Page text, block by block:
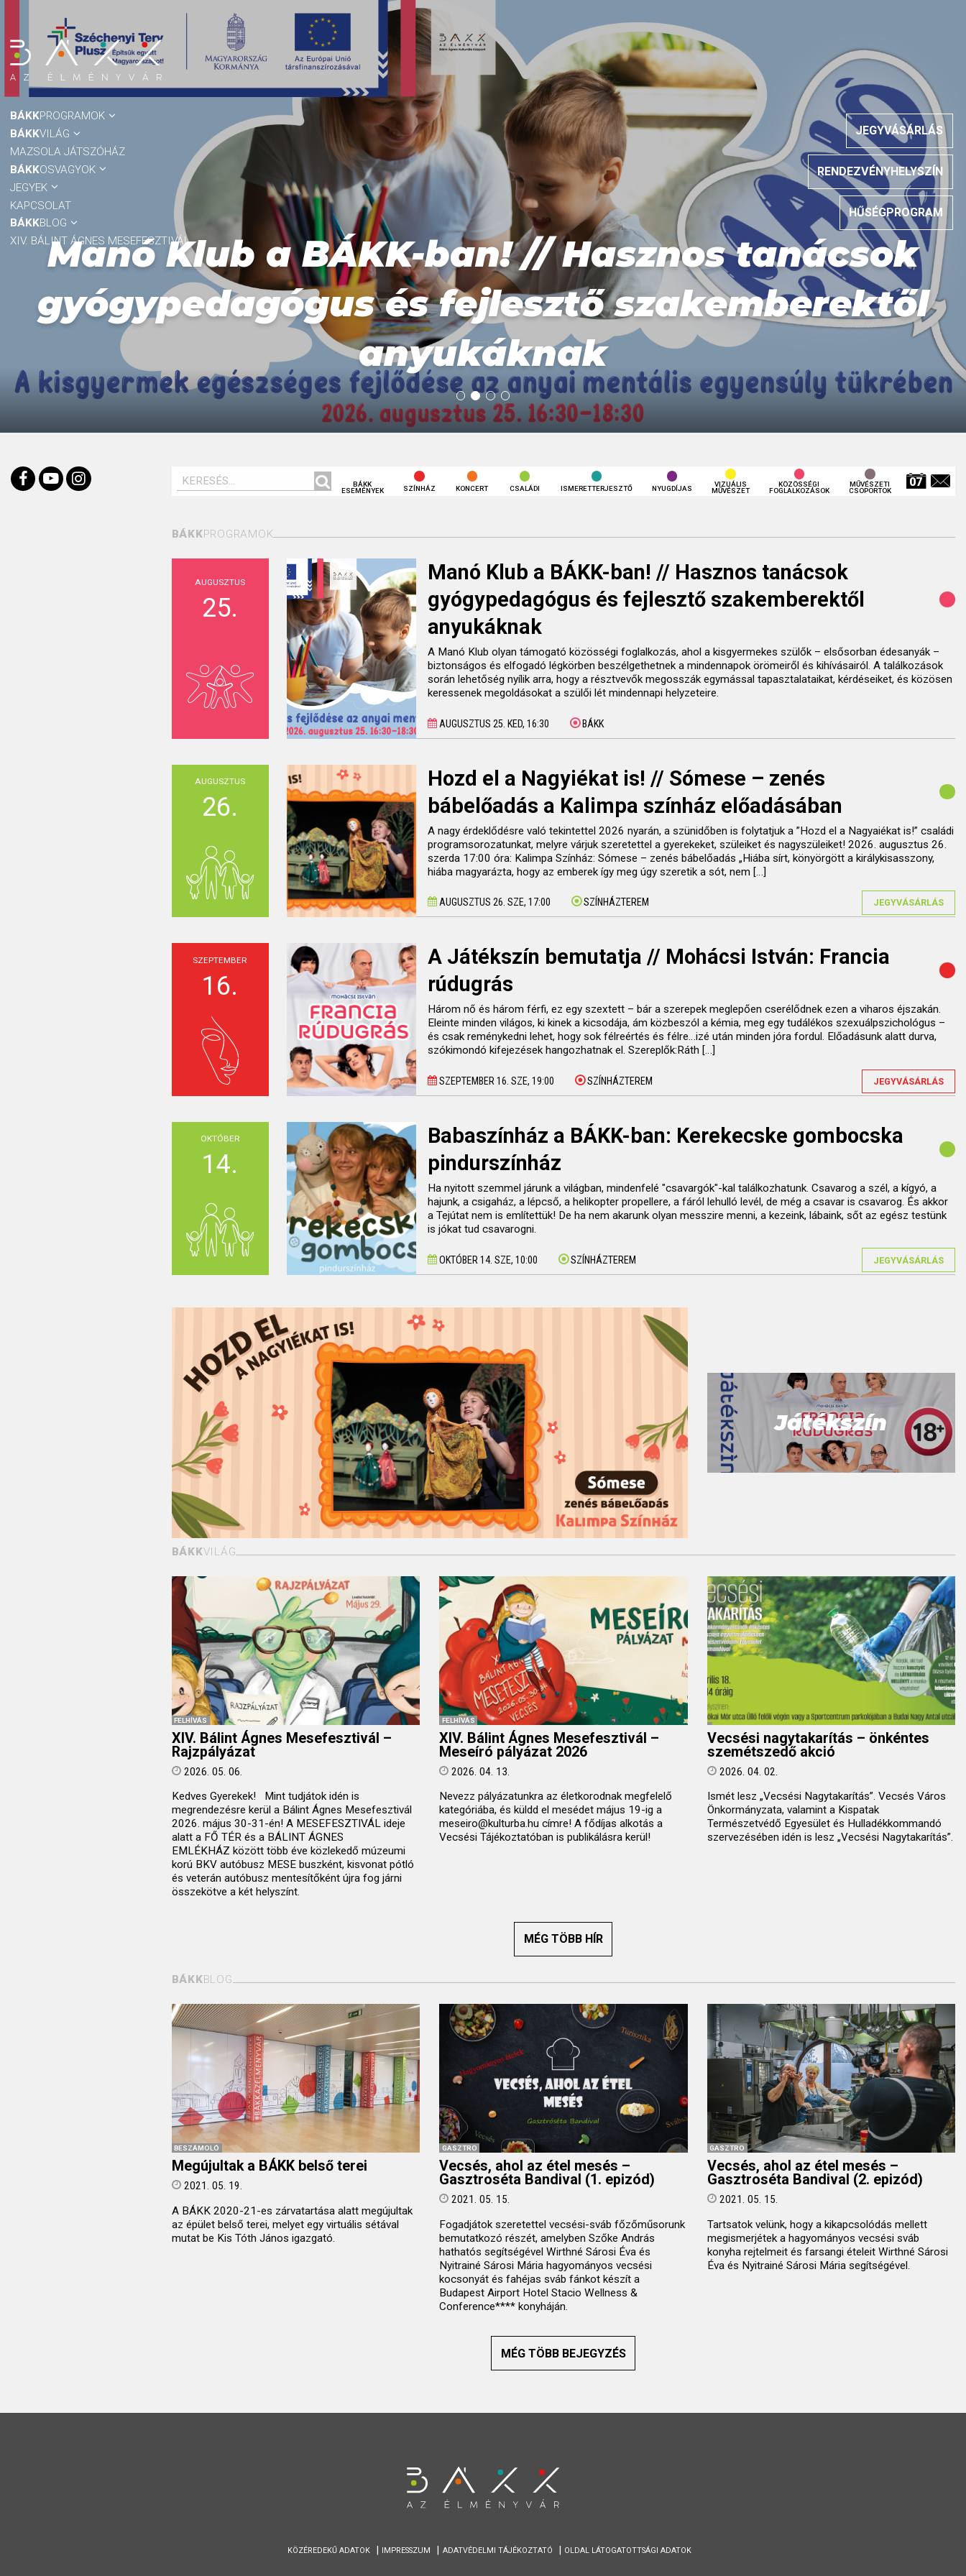
BÁKKPROGRAMOK
BÁKKVILÁG
MAZSOLA JÁTSZÓHÁZ
BÁKKOSVAGYOK
JEGYEK
KAPCSOLAT
BÁKKBLOG
XIV. BÁLINT ÁGNES MESEFESZTIVÁL
Manó Klub a BÁKK-ban! // Hasznos tanácsok
gyógypedagógus és fejlesztő szakemberektől
anyukáknak
JEGYVÁSÁRLÁS
RENDEZVÉNYHELYSZÍN
HŰSÉGPROGRAM
BÁKK
ESEMÉNYEK
SZÍNHÁZ KONCERT CSALÁDI ISMERETTERJESZTŐ NYUGDÍJAS
VIZUÁLIS
MŰVÉSZET
KÖZÖSSÉGI
FOGLALKOZÁSOK
MŰVÉSZETI
CSOPORTOK
BÁKKPROGRAMOK
AUGUSZTUS
25.
Manó Klub a BÁKK-ban! // Hasznos tanácsok
gyógypedagógus és fejlesztő szakemberektől
anyukáknak
A Manó Klub olyan támogató közösségi foglalkozás, ahol a kisgyermekes szülők – elsősorban édesanyák –
biztonságos és elfogadó légkörben beszélgethetnek a mindennapok örömeiről és kihívásairól. A találkozások
során lehetőség nyílik arra, hogy a résztvevők megosszák egymással tapasztalataikat, kérdéseiket, és közösen
keressenek megoldásokat a szülői lét mindennapi helyzeteire.
AUGUSZTUS 25. KED, 16:30 BÁKK
AUGUSZTUS
26.
Hozd el a Nagyiékat is! // Sómese – zenés
bábelőadás a Kalimpa színház előadásában
A nagy érdeklődésre való tekintettel 2026 nyarán, a szünidőben is folytatjuk a ”Hozd el a Nagyaiékat is!” családi
programsorozatunkat, melyre várjuk szeretettel a gyerekeket, szüleiket és nagyszüleiket! 2026. augusztus 26.
szerda 17:00 óra: Kalimpa Színház: Sómese – zenés bábelőadás „Hiába sírt, könyörgött a királykisasszony,
hiába magyarázta, hogy az emberek így meg úgy szeretik a sót, nem […]
AUGUSZTUS 26. SZE, 17:00 SZÍNHÁZTEREM JEGYVÁSÁRLÁS
SZEPTEMBER
16.
A Játékszín bemutatja // Mohácsi István: Francia
rúdugrás
Három nő és három férfi, ez egy szextett – bár a szerepek meglepően cserélődnek ezen a viharos éjszakán.
Eleinte minden világos, ki kinek a kicsodája, ám közbeszól a kémia, meg egy tudálékos szexuálpszichológus –
és csak reménykedni lehet, hogy sok félreértés és félre…izé után minden jóra fordul. Előadásunk alatt durva,
szókimondó kifejezések hangozhatnak el. Szereplők:Ráth […]
SZEPTEMBER 16. SZE, 19:00 SZÍNHÁZTEREM JEGYVÁSÁRLÁS
OKTÓBER
14.
Babaszínház a BÁKK-ban: Kerekecske gombocska
pindurszínház
Ha nyitott szemmel járunk a világban, mindenfelé "csavargók"-kal találkozhatunk. Csavarog a szél, a kígyó, a
hajunk, a csigaház, a lépcső, a helikopter propellere, a fáról lehulló levél, de még a csavar is csavarog. És akkor
a Tejútat nem is említettük! De ha nem akarunk olyan messzire menni, a kezeink, lábaink, sőt az egész testünk
is jókat tud csavarogni.
OKTÓBER 14. SZE, 10:00 SZÍNHÁZTEREM JEGYVÁSÁRLÁS
Játékszín
BÁKKVILÁG
FELHÍVÁS
XIV. Bálint Ágnes Mesefesztivál –
Rajzpályázat
2026. 05. 06.
Kedves Gyerekek! Mint tudjátok idén is
megrendezésre kerül a Bálint Ágnes Mesefesztivál
2026. május 30-31-én! A MESEFESZTIVÁL ideje
alatt a FŐ TÉR és a BÁLINT ÁGNES
EMLÉKHÁZ között több éve közlekedő múzeumi
korú BKV autóbusz MESE buszként, kisvonat pótló
és veterán autóbusz mentesítőként újra fog járni
összekötve a két helyszínt.
FELHÍVÁS
XIV. Bálint Ágnes Mesefesztivál –
Meseíró pályázat 2026
2026. 04. 13.
Nevezz pályázatunkra az életkorodnak megfelelő
kategóriába, és küldd el mesédet május 19-ig a
meseiro@kulturba.hu címre! A fődíjas alkotás a
Vecsési Tájékoztatóban is publikálásra kerül!
Vecsési nagytakarítás – önkéntes
szemétszedő akció
2026. 04. 02.
Ismét lesz „Vecsési Nagytakarítás”. Vecsés Város
Önkormányzata, valamint a Kispatak
Természetvédő Egyesület és Hulladékkommandó
szervezésében idén is lesz „Vecsési Nagytakarítás”.
MÉG TÖBB HÍR
BÁKKBLOG
BESZÁMOLÓ
Megújultak a BÁKK belső terei
2021. 05. 19.
A BÁKK 2020-21-es zárvatartása alatt megújultak
az épület belső terei, melyet egy virtuális sétával
mutat be Kis Tóth János igazgató.
GASZTRO
Vecsés, ahol az étel mesés –
Gasztroséta Bandival (1. epizód)
2021. 05. 15.
Fogadjátok szeretettel vecsési-sváb főzőműsorunk
bemutatkozó részét, amelyben Szőke András
hathatós segítségével Wirthné Sárosi Éva és
Nyitrainé Sárosi Mária hagyományos vecsési
kocsonyát és fahéjas sváb fánkot készít a
Budapest Airport Hotel Stacio Wellness &
Conference**** konyháján.
GASZTRO
Vecsés, ahol az étel mesés –
Gasztroséta Bandival (2. epizód)
2021. 05. 15.
Tartsatok velünk, hogy a kikapcsolódás mellett
megismerjétek a hagyományos vecsési sváb
konyha rejtelmeit és farsangi ételeit Wirthné Sárosi
Éva és Nyitrainé Sárosi Mária segítségével.
MÉG TÖBB BEJEGYZÉS
KÖZÉREDEKŰ ADATOK IMPRESSZUM ADATVÉDELMI TÁJÉKOZTATÓ OLDAL LÁTOGATOTTSÁGI ADATOK